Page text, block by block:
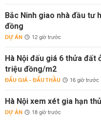
Bắc Ninh giao nhà đầu tư
đồng
DỰ ÁN 12 giờ trước
Hà Nội đấu giá 6 thửa đất
triệu đồng/m2
ĐẤU GIÁ - ĐẤU THẦU 16 giờ trước
Hà Nội xem xét gia hạn
DỰ ÁN 18 giờ trước